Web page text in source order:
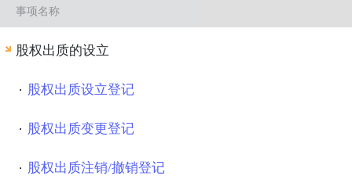
公安消防 司法公证
事项名称
股权出质的设立
股权出质设立登记
股权出质变更登记
股权出质注销/撤销登记